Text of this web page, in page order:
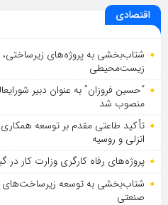
اقتصادی
شتاب‌بخشی به پروژه‌های
زیست‌محیطی
“حسین فروزان” به عنوان دبیر
منصوب شد
تأكید طاعتی مقدم بر توسعه
انزلی و روسیه
پروژه‌های رفاه کارگری وزارت کار در
شتاب‌بخشی به توسعه زیرساخت‌های
صنعتی